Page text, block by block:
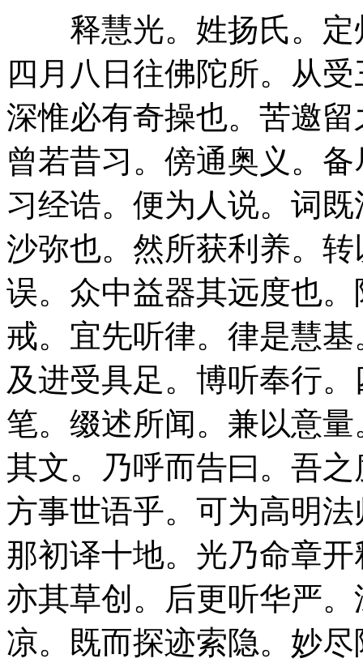
释慧光。姓扬氏。定
四月八日往佛陀所。从
深惟必有奇操也。苦邀
曾若昔习。傍通奥义。
习经诰。便为人说。词
沙弥也。然所获利养。
误。众中益器其远度也
戒。宜先听律。律是慧
及进受具足。博听奉行
笔。缀述所闻。兼以意
其文。乃呼而告曰。吾
方事世语乎。可为高明
那初译十地。光乃命章
亦其草创。后更听华严
凉。既而探迹索隐。妙